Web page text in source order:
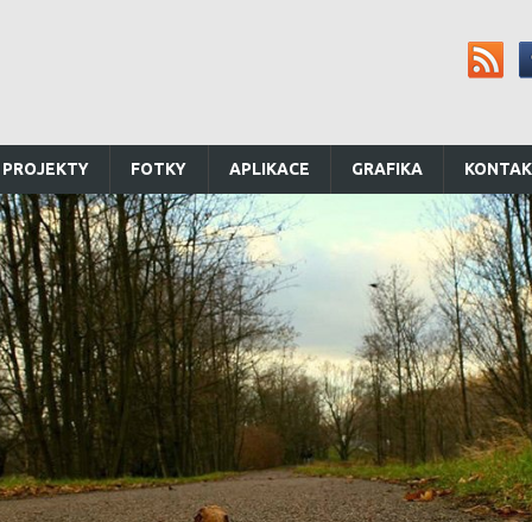
FOTKY APLIKACE GRAFIKA